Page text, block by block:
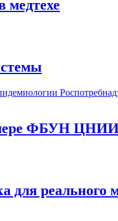
медтехе
ФБУН ЦНИИ
для реального